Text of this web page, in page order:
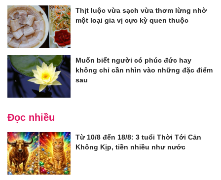
Thịt luộc vừa sạch vừa thơm lừng nhờ
một loại gia vị cực kỳ quen thuộc
Muốn biết người có phúc đức hay
không chỉ cần nhìn vào những đặc điểm
sau
Đọc nhiều
Từ 10/8 đến 18/8: 3 tuổi Thời Tới Cản
Không Kịp, tiền nhiều như nước